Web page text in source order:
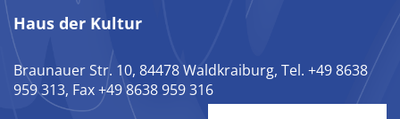
Haus der Kultur
Braunauer Str. 10, 84478 Waldkraiburg, Tel. +49 8638
959 313, Fax +49 8638 959 316